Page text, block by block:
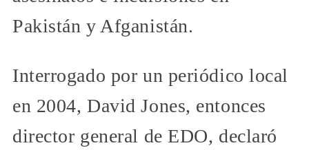
Pakistán y Afganistán.
Interrogado por un periódico local
en 2004, David Jones, entonces
director general de EDO, declaró